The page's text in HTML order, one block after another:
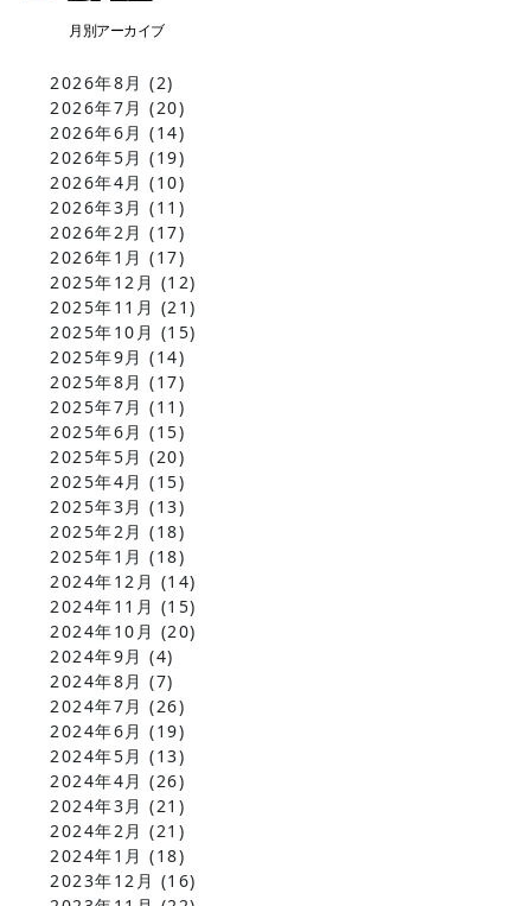
2026年8月 (2)
2026年7月 (20)
2026年6月 (14)
2026年5月 (19)
2026年4月 (10)
2026年3月 (11)
2026年2月 (17)
2026年1月 (17)
2025年12月 (12)
2025年11月 (21)
2025年10月 (15)
2025年9月 (14)
2025年8月 (17)
2025年7月 (11)
2025年6月 (15)
2025年5月 (20)
2025年4月 (15)
2025年3月 (13)
2025年2月 (18)
2025年1月 (18)
2024年12月 (14)
2024年11月 (15)
2024年10月 (20)
2024年9月 (4)
2024年8月 (7)
2024年7月 (26)
2024年6月 (19)
2024年5月 (13)
2024年4月 (26)
2024年3月 (21)
2024年2月 (21)
2024年1月 (18)
2023年12月 (16)